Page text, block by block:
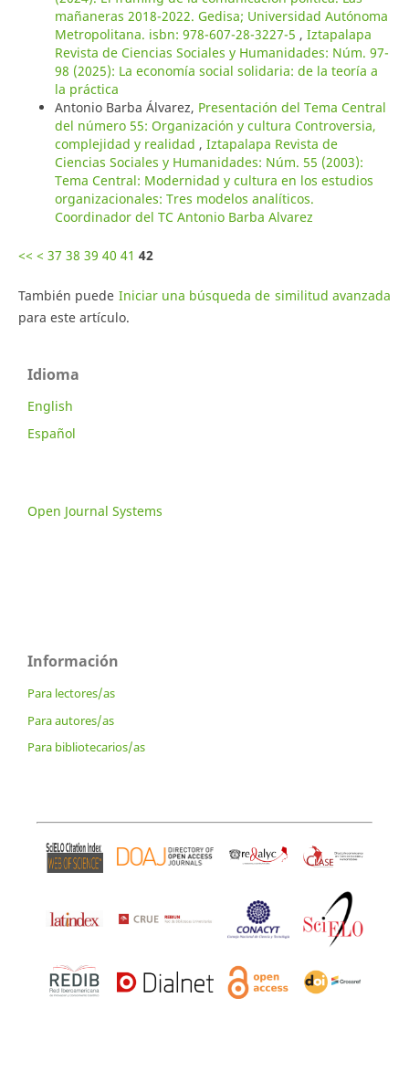
mañaneras 2018-2022. Gedisa; Universidad Autónoma
Metropolitana. isbn: 978-607-28-3227-5 , Iztapalapa
Revista de Ciencias Sociales y Humanidades: Núm. 97-
98 (2025): La economía social solidaria: de la teoría a
la práctica
Antonio Barba Álvarez, Presentación del Tema Central
del número 55: Organización y cultura Controversia,
complejidad y realidad , Iztapalapa Revista de
Ciencias Sociales y Humanidades: Núm. 55 (2003):
Tema Central: Modernidad y cultura en los estudios
organizacionales: Tres modelos analíticos.
Coordinador del TC Antonio Barba Alvarez
<< < 37 38 39 40 41 42
También puede Iniciar una búsqueda de similitud avanzada
para este artículo.
Idioma
English
Español
Open Journal Systems
Información
Para lectores/as
Para autores/as
Para bibliotecarios/as